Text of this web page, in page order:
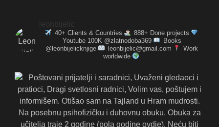
40+ Clients & Countries
888+ Done projects
Youtube 100K @zlatnodoba369
Books
@leonbijelicknjige
leonbijelic@gmail.com
Work
worldwide